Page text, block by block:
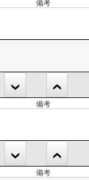
備考
備考
備考